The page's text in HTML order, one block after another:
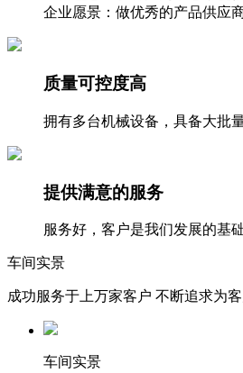
企业愿景：做优秀的产品供应
质量可控度高
拥有多台机械设备，具备大批
提供满意的服务
服务好，客户是我们发展的基
车间实景
成功服务于上万家客户 不断追求为
车间实景